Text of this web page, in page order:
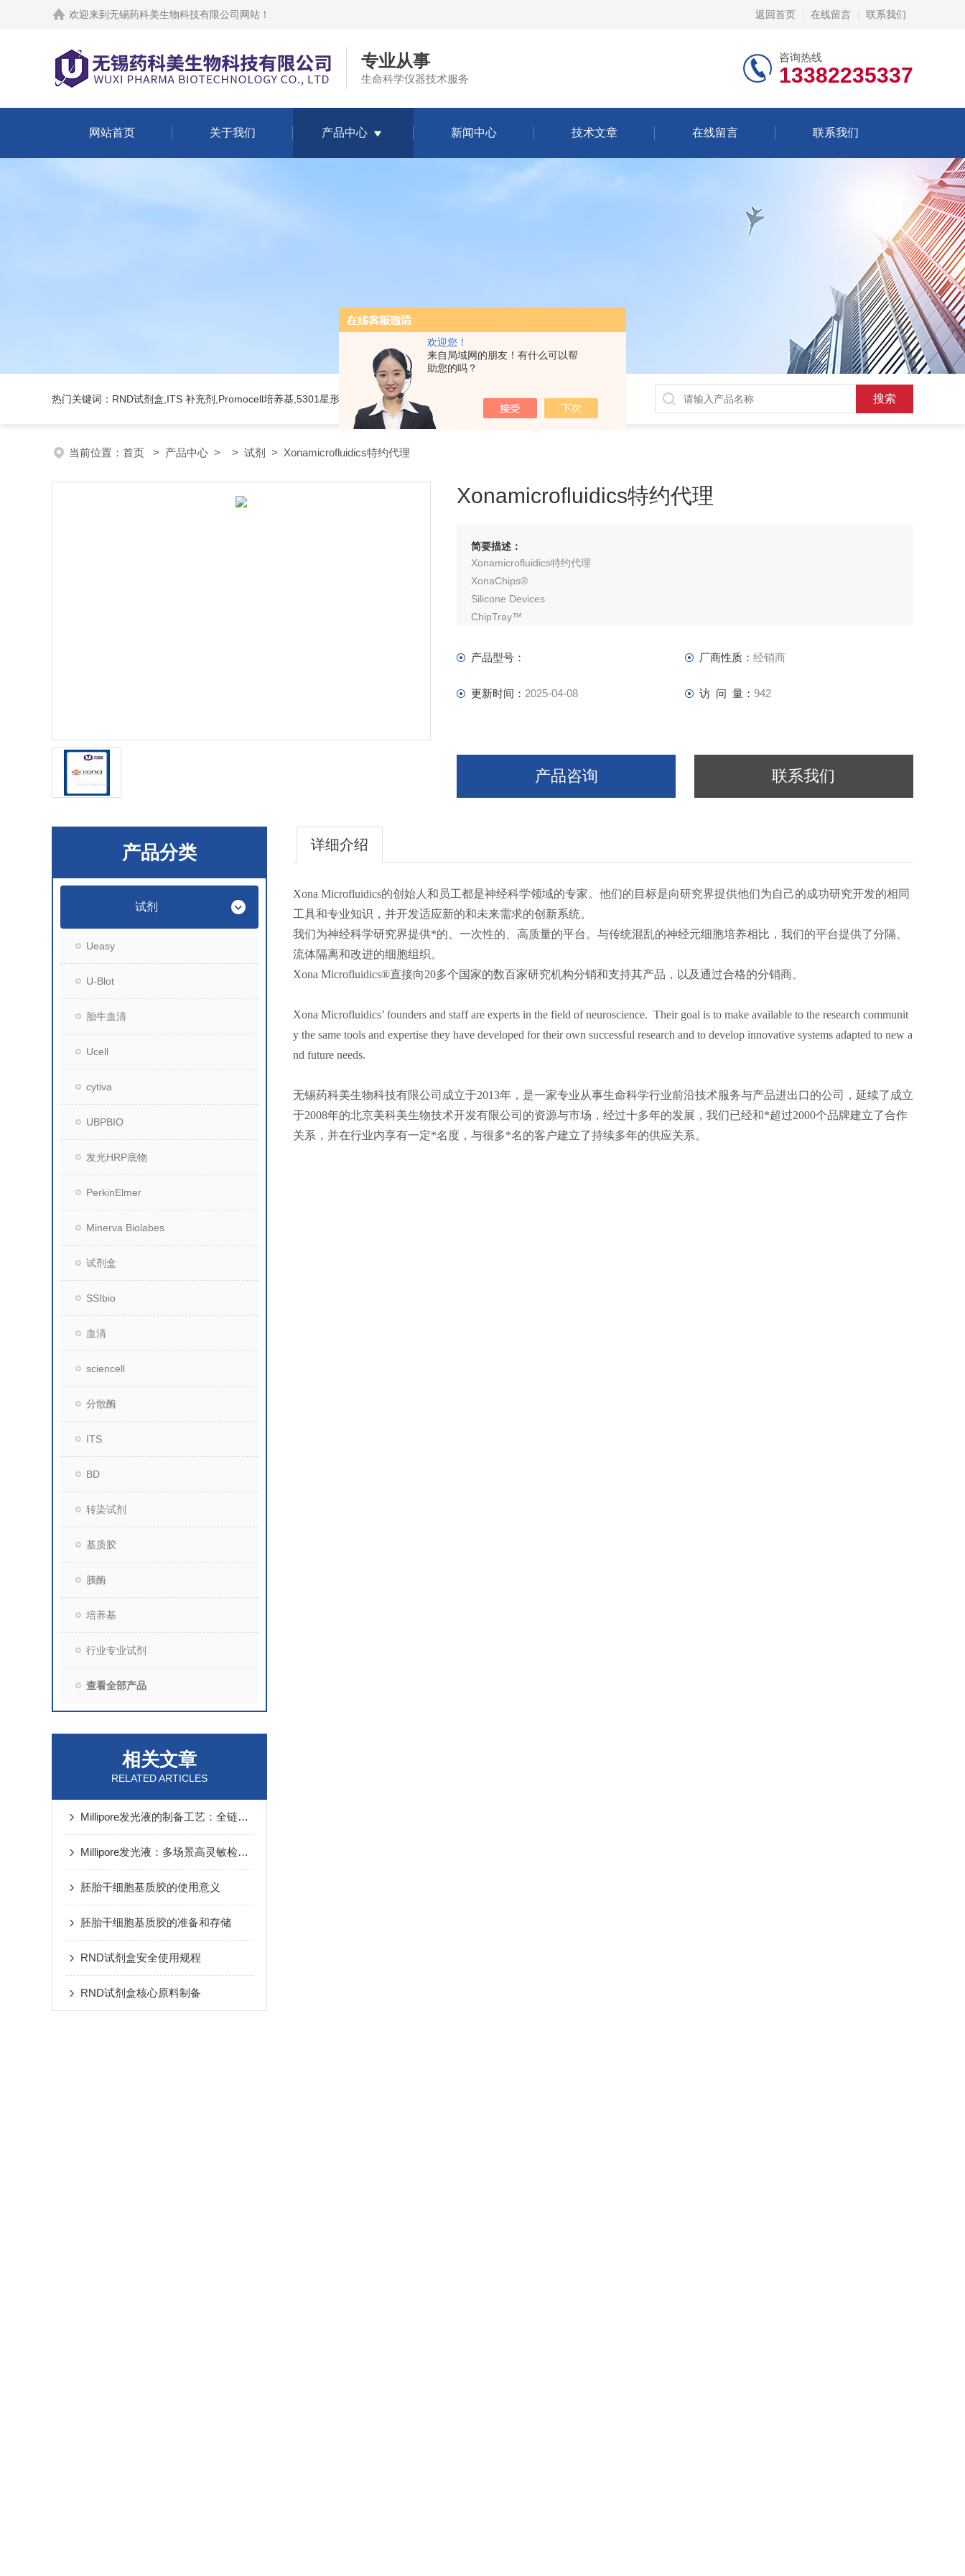
欢迎您！
来自局域网的朋友！有什么可以帮
助您的吗？
欢迎来到 无锡药科美生物科技有限公司网站 ！ 返回首页 在线留言 联系我们
专业从事
生命科学仪器技术服务
咨询热线
13382235337
网站首页 关于我们 产品中心 新闻中心 技术文章 在线留言 联系我们
热门关键词：RND试剂盒,ITS 补充剂,Promocell培养基,5301星形细胞培养基
当前位置： 首页 > 产品中心 > > 试剂 > Xonamicrofluidics特约代理
Xonamicrofluidics特约代理
简要描述：
Xonamicrofluidics特约代理
XonaChips®
Silicone Devices
ChipTray™
产品型号： 厂商性质： 经销商
更新时间： 2025-04-08 访 问 量： 942
产品咨询 联系我们
产品分类
试剂
Ueasy
U-Blot
胎牛血清
Ucell
cytiva
UBPBIO
发光HRP底物
PerkinElmer
Minerva Biolabes
试剂盒
SSIbio
血清
sciencell
分散酶
ITS
BD
转染试剂
基质胶
胰酶
培养基
行业专业试剂
查看全部产品
相关文章
RELATED ARTICLES
Millipore发光液的制备工艺：全链路质控保障检测性能稳定
Millipore发光液：多场景高灵敏检测的核心试剂支撑
胚胎干细胞基质胶的使用意义
胚胎干细胞基质胶的准备和存储
RND试剂盒安全使用规程
RND试剂盒核心原料制备
详细介绍
Xona Microfluidics的创始人和员工都是神经科学领域的专家。他们的目标是向研究界提供他们为自己的成功研究开发的相同
工具和专业知识，并开发适应新的和未来需求的创新系统。
我们为神经科学研究界提供*的、一次性的、高质量的平台。与传统混乱的神经元细胞培养相比，我们的平台提供了分隔、
流体隔离和改进的细胞组织。
Xona Microfluidics®直接向20多个国家的数百家研究机构分销和支持其产品，以及通过合格的分销商。
Xona Microfluidics’ founders and staff are experts in the field of neuroscience. Their goal is to make available to the research communit
y the same tools and expertise they have developed for their own successful research and to develop innovative systems adapted to new a
nd future needs.
无锡药科美生物科技有限公司成立于2013年，是一家专业从事生命科学行业前沿技术服务与产品进出口的公司，延续了成立
于2008年的北京美科美生物技术开发有限公司的资源与市场，经过十多年的发展，我们已经和*超过2000个品牌建立了合作
关系，并在行业内享有一定*名度，与很多*名的客户建立了持续多年的供应关系。